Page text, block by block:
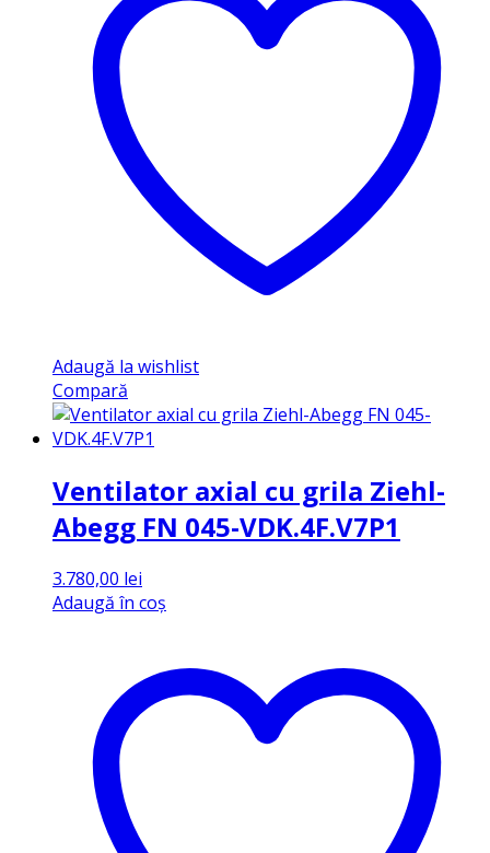
Adaugă la wishlist
Compară
Ventilator axial cu grila Ziehl-
Abegg FN 045-VDK.4F.V7P1
3.780,00 lei
Adaugă în coș